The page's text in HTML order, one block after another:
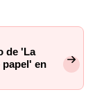
de 'La
en